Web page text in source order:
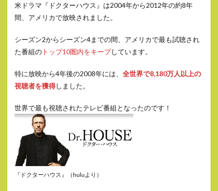
米ドラマ『ドクターハウス』は2004年から2012年の約8年
間、アメリカで放映されました。
シーズン2からシーズン4までの間、アメリカで最も試聴され
た番組の トップ10圏内をキープしています。
特に放映から4年後の2008年には、 全世界で8,180万人以上の
視聴者を獲得しました。
世界で最も視聴されたテレビ番組となったのです！
『ドクターハウス』（huluより）